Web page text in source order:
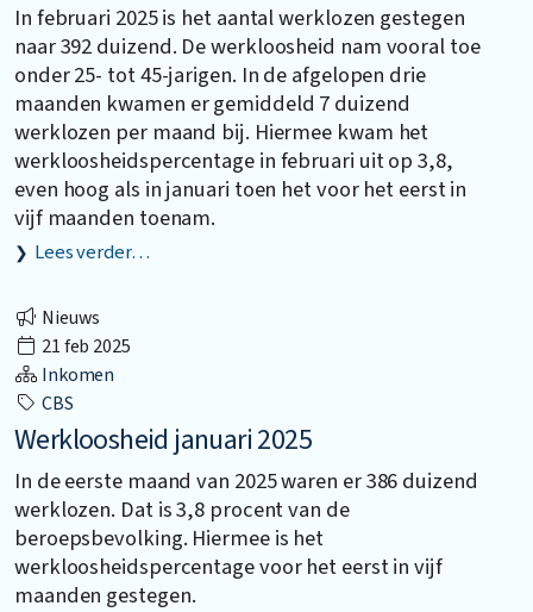
In februari 2025 is het aantal werklozen gestegen
naar 392 duizend. De werkloosheid nam vooral toe
onder 25- tot 45-jarigen. In de afgelopen drie
maanden kwamen er gemiddeld 7 duizend
werklozen per maand bij. Hiermee kwam het
werkloosheidspercentage in februari uit op 3,8,
even hoog als in januari toen het voor het eerst in
vijf maanden toenam.
Lees verder…
Nieuws
21 feb 2025
Inkomen
CBS
Werkloosheid januari 2025
In de eerste maand van 2025 waren er 386 duizend
werklozen. Dat is 3,8 procent van de
beroepsbevolking. Hiermee is het
werkloosheidspercentage voor het eerst in vijf
maanden gestegen.